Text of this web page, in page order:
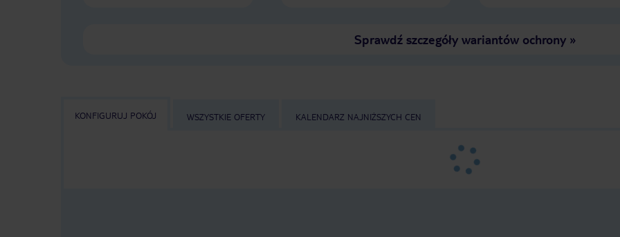
Sprawdź szczegóły wariantów ochrony»
KONFIGURUJ POKÓJ WSZYSTKIE OFERTY KALENDARZ NAJNIŻSZYCH CEN